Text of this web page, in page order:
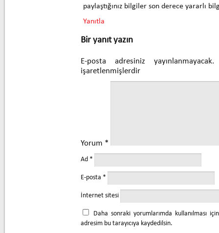
paylaştığınız bilgiler son derece yararlı
Yanıtla
Bir yanıt yazın
E-posta adresiniz yayınlanmayacak.
işaretlenmişlerdir
Yorum *
Ad *
E-posta *
İnternet sitesi
Daha sonraki yorumlarımda kullanılması
adresim bu tarayıcıya kaydedilsin.